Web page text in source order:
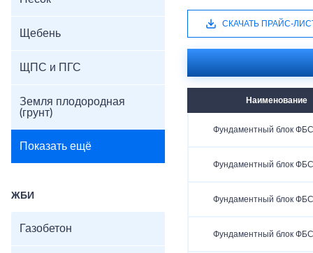
Щебень
ЩПС и ПГС
Земля плодородная
(грунт)
Показать ещё
ЖБИ
Газобетон
СКАЧАТЬ ПРАЙС-
Наименование
Фундаментный блок
Фундаментный блок
Фундаментный блок
Фундаментный блок